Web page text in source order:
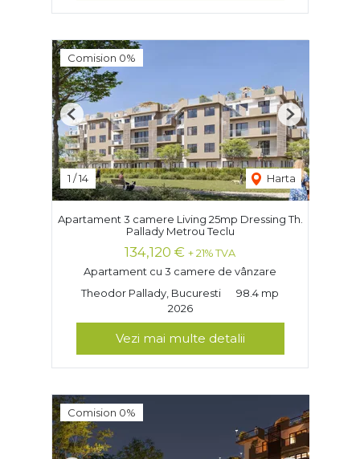
Comision 0%
1 /14 Harta
Previous Next
Apartament 3 camere Living 25mp Dressing Th.
Pallady Metrou Teclu
134,120 € + 21% TVA
Apartament cu 3 camere de vânzare
Theodor Pallady, Bucuresti
98.4 mp
2026
Vezi mai multe detalii
Comision 0%